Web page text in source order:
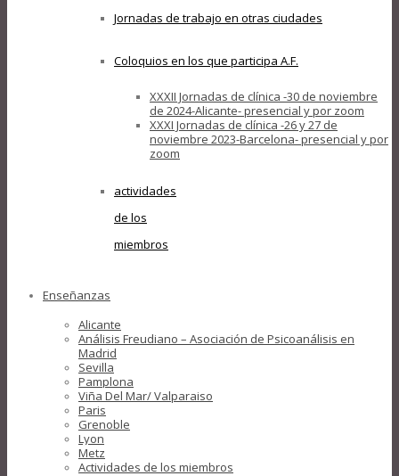
Jornadas de trabajo en otras ciudades
Coloquios en los que participa A.F.
XXXII Jornadas de clínica -30 de noviembre
de 2024-Alicante- presencial y por zoom
XXXI Jornadas de clínica -26 y 27 de
noviembre 2023-Barcelona- presencial y por
zoom
actividades
de los
miembros
Enseñanzas
Alicante
Análisis Freudiano – Asociación de Psicoanálisis en
Madrid
Sevilla
Pamplona
Viña Del Mar/ Valparaiso
Paris
Grenoble
Lyon
Metz
Actividades de los miembros